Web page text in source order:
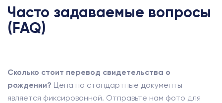
Часто задаваемые вопросы
(FAQ)
Сколько стоит перевод свидетельства о
рождении? Цена на стандартные документы
является фиксированной. Отправьте нам фото для